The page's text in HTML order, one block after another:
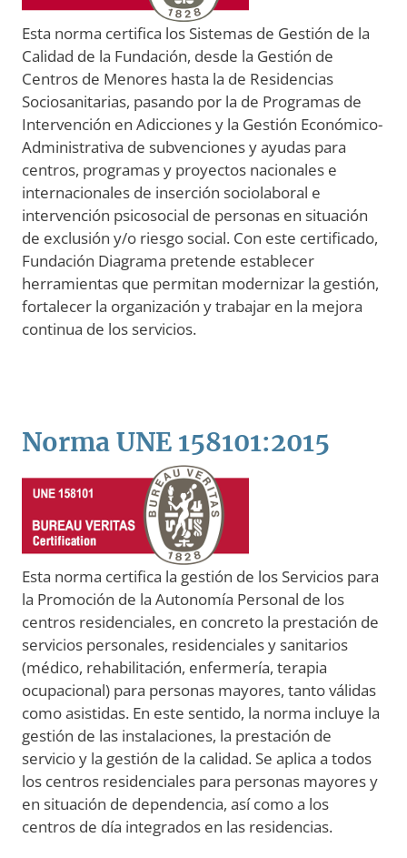
Esta norma certifica los Sistemas de Gestión de la
Calidad de la Fundación, desde la Gestión de
Centros de Menores hasta la de Residencias
Sociosanitarias, pasando por la de Programas de
Intervención en Adicciones y la Gestión Económico-
Administrativa de subvenciones y ayudas para
centros, programas y proyectos nacionales e
internacionales de inserción sociolaboral e
intervención psicosocial de personas en situación
de exclusión y/o riesgo social. Con este certificado,
Fundación Diagrama pretende establecer
herramientas que permitan modernizar la gestión,
fortalecer la organización y trabajar en la mejora
continua de los servicios.
Norma UNE 158101:2015
Esta norma certifica la gestión de los Servicios para
la Promoción de la Autonomía Personal de los
centros residenciales, en concreto la prestación de
servicios personales, residenciales y sanitarios
(médico, rehabilitación, enfermería, terapia
ocupacional) para personas mayores, tanto válidas
como asistidas. En este sentido, la norma incluye la
gestión de las instalaciones, la prestación de
servicio y la gestión de la calidad. Se aplica a todos
los centros residenciales para personas mayores y
en situación de dependencia, así como a los
centros de día integrados en las residencias.